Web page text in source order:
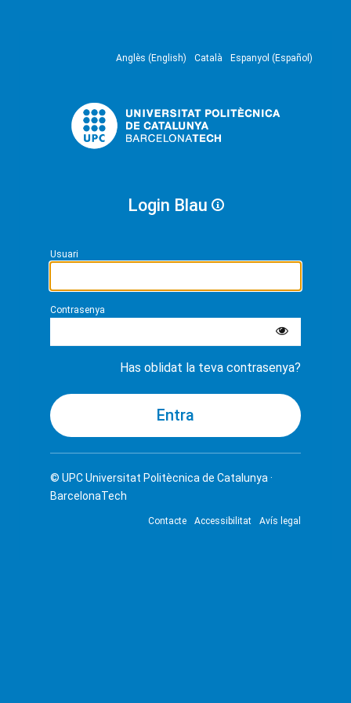
Anglès (English) Català Espanyol (Español)
Login Blau
Usuari
Contrasenya
Has oblidat la teva contrasenya?
© UPCUniversitat Politècnica de Catalunya ·
BarcelonaTech
Contacte Accessibilitat Avís legal